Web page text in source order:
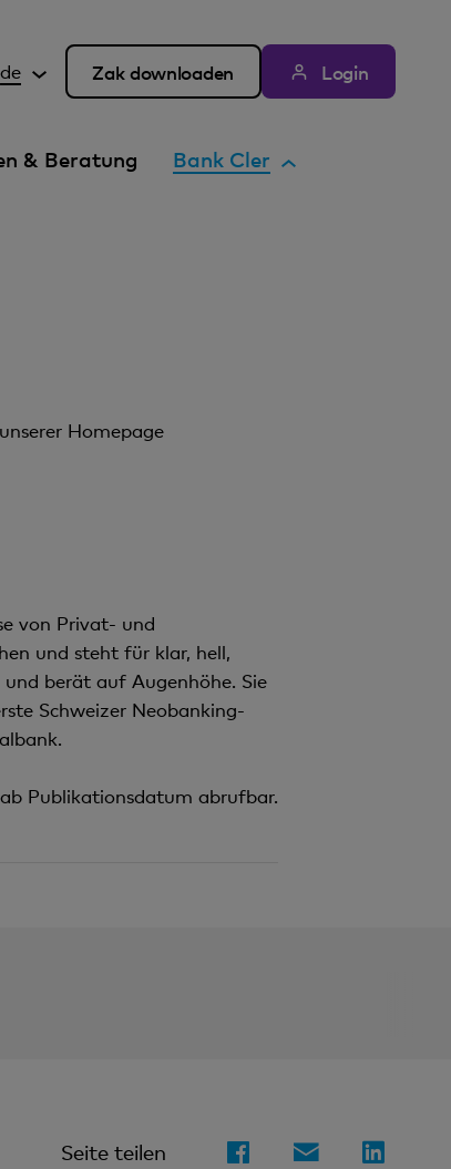
de Zak downloaden Login
& Beratung Bank Cler
Homepage
von Privat- und
und steht für klar, hell,
berät auf Augenhöhe. Sie
Schweizer Neobanking-
Publikationsdatum abrufbar.
Seite teilen